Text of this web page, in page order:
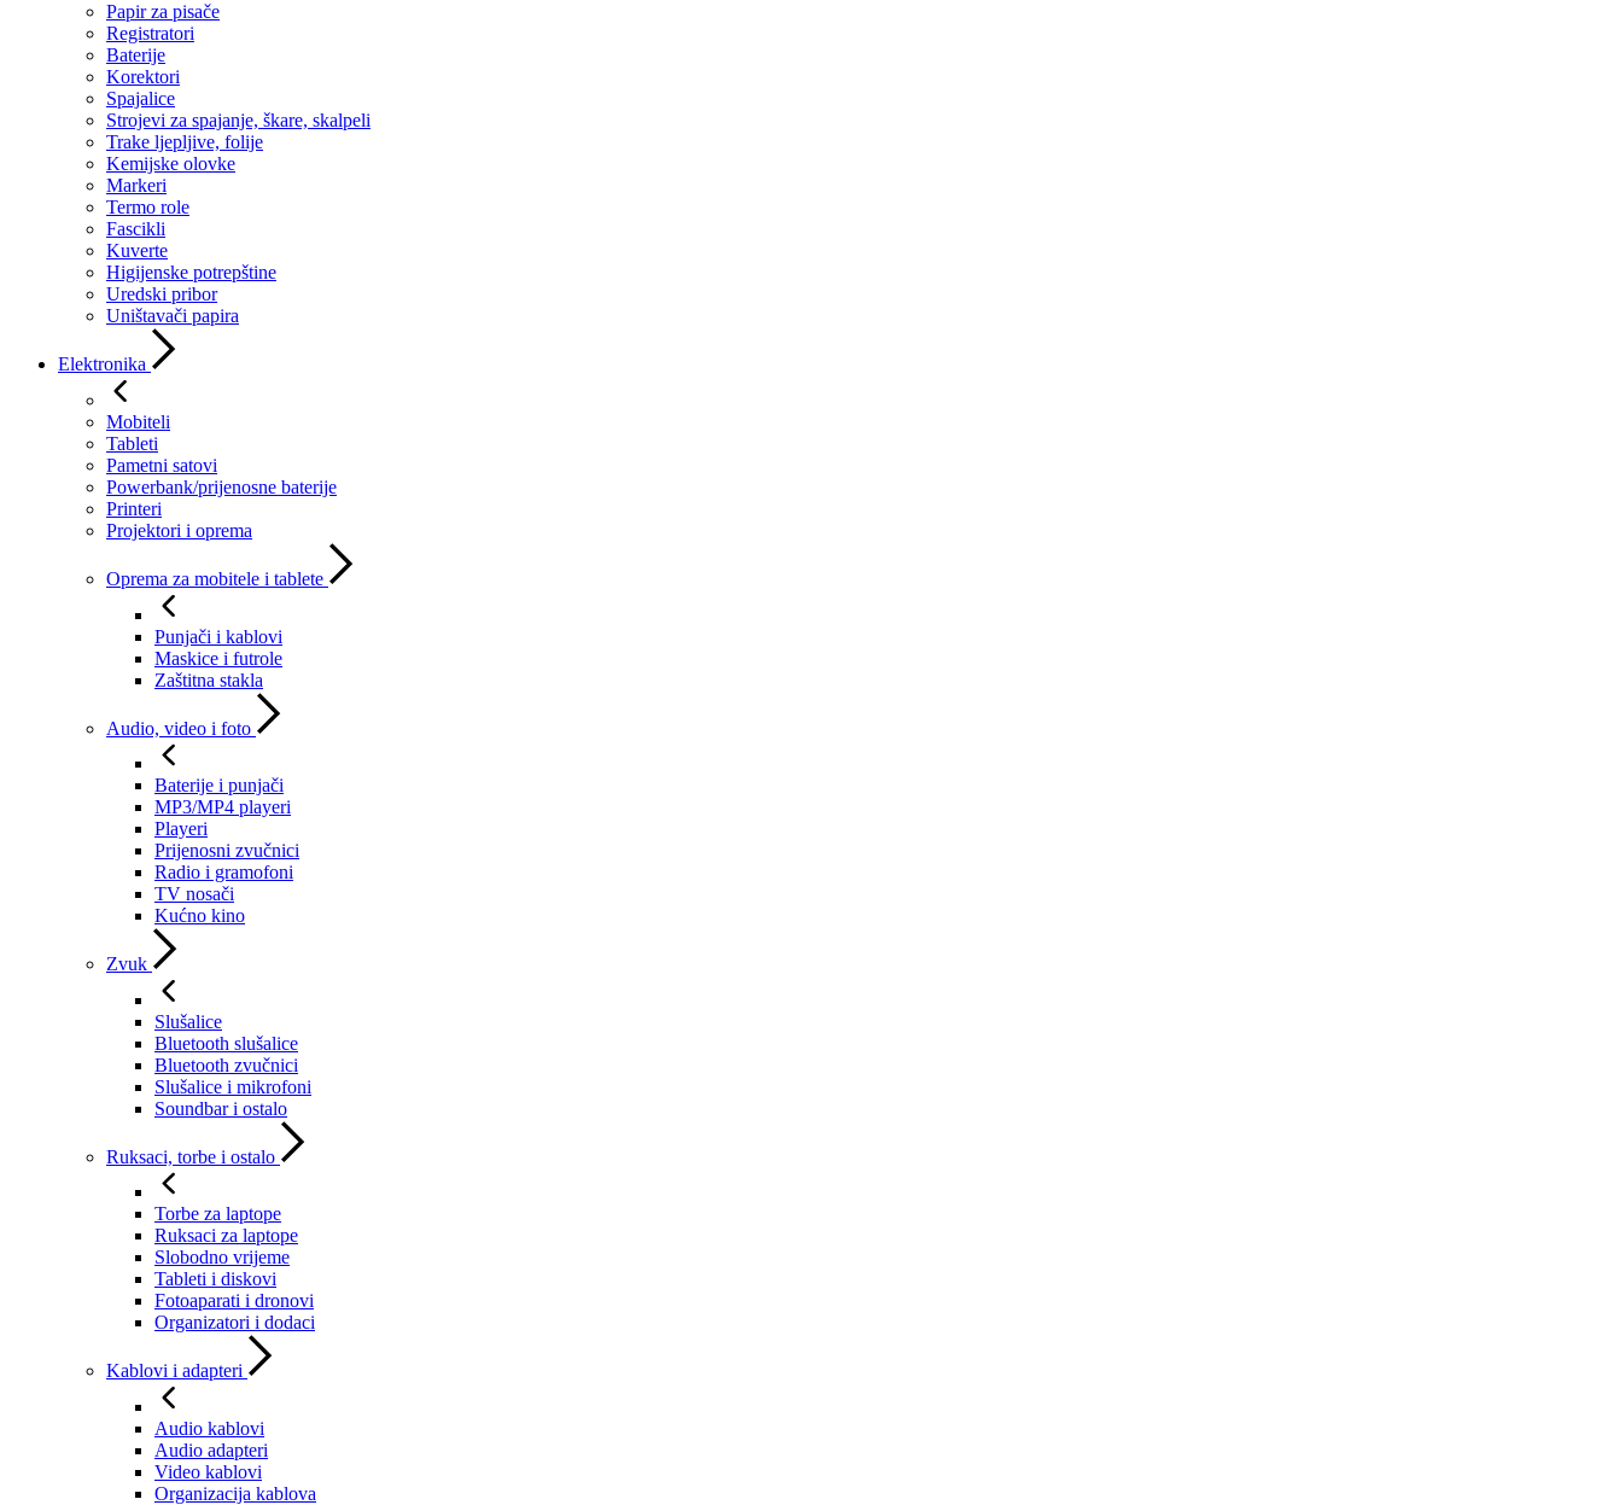
Papir za pisače
Registratori
Baterije
Korektori
Spajalice
Strojevi za spajanje, škare, skalpeli
Trake ljepljive, folije
Kemijske olovke
Markeri
Termo role
Fascikli
Kuverte
Higijenske potrepštine
Uredski pribor
Uništavači papira
Elektronika
Mobiteli
Tableti
Pametni satovi
Powerbank/prijenosne baterije
Printeri
Projektori i oprema
Oprema za mobitele i tablete
Punjači i kablovi
Maskice i futrole
Zaštitna stakla
Audio, video i foto
Baterije i punjači
MP3/MP4 playeri
Playeri
Prijenosni zvučnici
Radio i gramofoni
TV nosači
Kućno kino
Zvuk
Slušalice
Bluetooth slušalice
Bluetooth zvučnici
Slušalice i mikrofoni
Soundbar i ostalo
Ruksaci, torbe i ostalo
Torbe za laptope
Ruksaci za laptope
Slobodno vrijeme
Tableti i diskovi
Fotoaparati i dronovi
Organizatori i dodaci
Kablovi i adapteri
Audio kablovi
Audio adapteri
Video kablovi
Organizacija kablova